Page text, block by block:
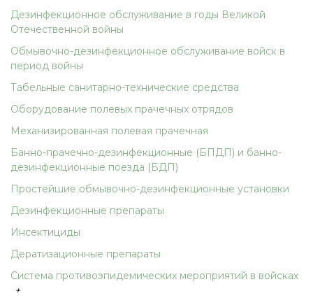
Дезинфекционное обслуживание в годы Великой
Отечественной войны
Обмывочно-дезинфекционное обслуживание войск в
период войны
Табельные санитарно-технические средства
Оборудование полевых прачечных отрядов
Механизированная полевая прачечная
Банно-прачечно-дезинфекционные (БПДП) и банно-
дезинфекционные поезда (БДП)
Простейшие обмывочно-дезинфекционные установки
Дезинфекционные препараты
Инсектициды
Дератизационные препараты
Система противоэпидемических мероприятий в войсках
+